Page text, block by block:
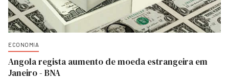
ECONOMIA
Angola regista aumento de moeda estrangeira em
Janeiro - BNA